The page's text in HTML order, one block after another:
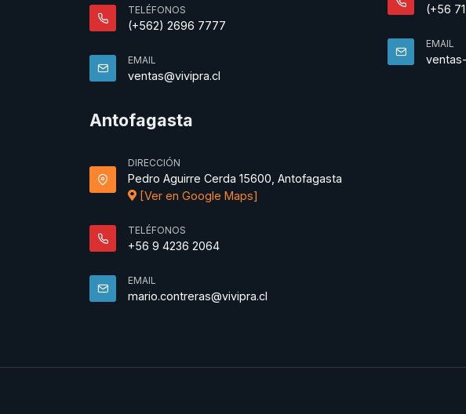
TELÉFONOS
(+562) 2696 7777
EMAIL
ventas@vivipra.cl
(+56
EMAIL
Antofagasta
DIRECCIÓN
Pedro Aguirre Cerda 15600, Antofagasta
[Ver en Google Maps]
TELÉFONOS
+56 9 4236 2064
EMAIL
mario.contreras@vivipra.cl